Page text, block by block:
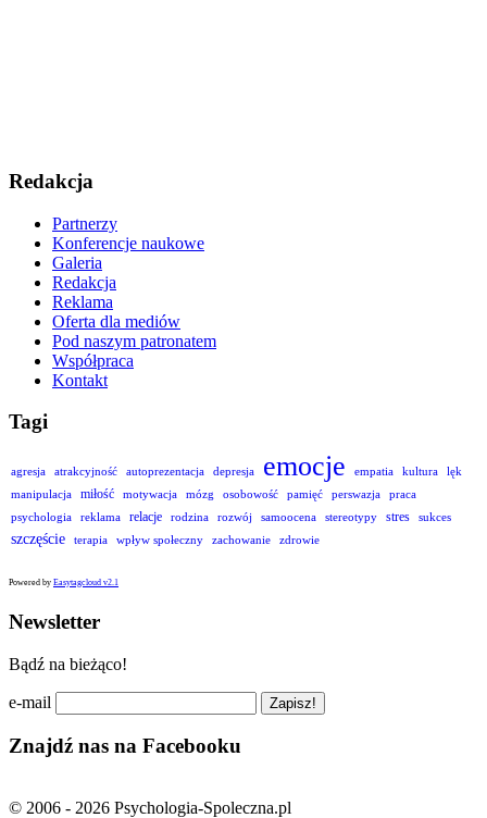
Redakcja
Partnerzy
Konferencje naukowe
Galeria
Redakcja
Reklama
Oferta dla mediów
Pod naszym patronatem
Współpraca
Kontakt
Tagi
agresja atrakcyjność autoprezentacja depresja emocje empatia kultura
lęk
manipulacja
miłość motywacja mózg osobowość pamięć perswazja
praca
psychologia
reklama relacje rodzina rozwój samoocena stereotypy stres sukces
szczęście terapia wpływ społeczny zachowanie zdrowie
Powered by Easytagcloud v2.1
Newsletter
Bądź na bieżąco!
e-mail
Znajdź nas na Facebooku
© 2006 - 2026 Psychologia-Spoleczna.pl